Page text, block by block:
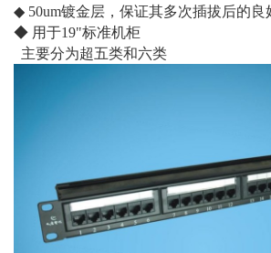
◆ 50um镀金层，保证其多次插拔后的良
◆ 用于19"标准机柜
主要分为超五类和六类